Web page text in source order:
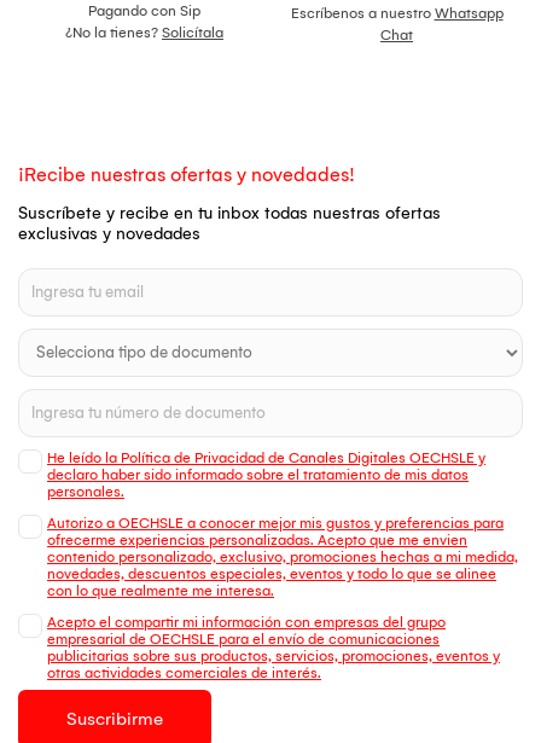
Pagando con Sip
¿No la tienes? Solicítala
Escríbenos a nuestro Whatsapp
Chat
¡Recibe nuestras ofertas y novedades!
Suscríbete y recibe en tu inbox todas nuestras ofertas
exclusivas y novedades
He leído la Política de Privacidad de Canales Digitales OECHSLE y
declaro haber sido informado sobre el tratamiento de mis datos
personales.
Autorizo a OECHSLE a conocer mejor mis gustos y preferencias para
ofrecerme experiencias personalizadas. Acepto que me envien
contenido personalizado, exclusivo, promociones hechas a mi medida,
novedades, descuentos especiales, eventos y todo lo que se alinee
con lo que realmente me interesa.
Acepto el compartir mi información con empresas del grupo
empresarial de OECHSLE para el envío de comunicaciones
publicitarias sobre sus productos, servicios, promociones, eventos y
otras actividades comerciales de interés.
Suscribirme